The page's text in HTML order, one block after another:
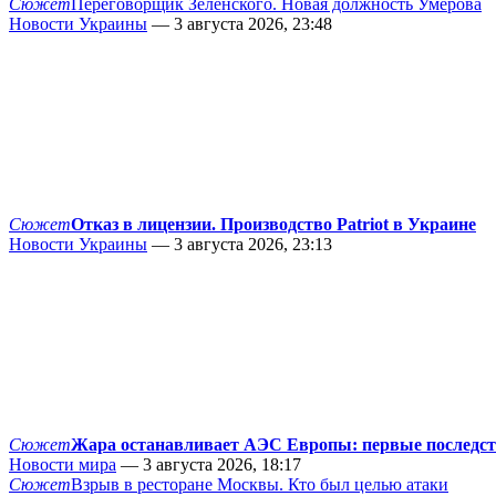
Сюжет Переговорщик Зеленского. Новая должность Умерова
Новости Украины — 3 августа 2026, 23:48
СюжетОтказ в лицензии. Производство Patriot в Украине
Новости Украины — 3 августа 2026, 23:13
СюжетЖара останавливает АЭС Европы: первые
Новости мира — 3 августа 2026, 18:17
СюжетВзрыв в ресторане Москвы. Кто был целью атаки